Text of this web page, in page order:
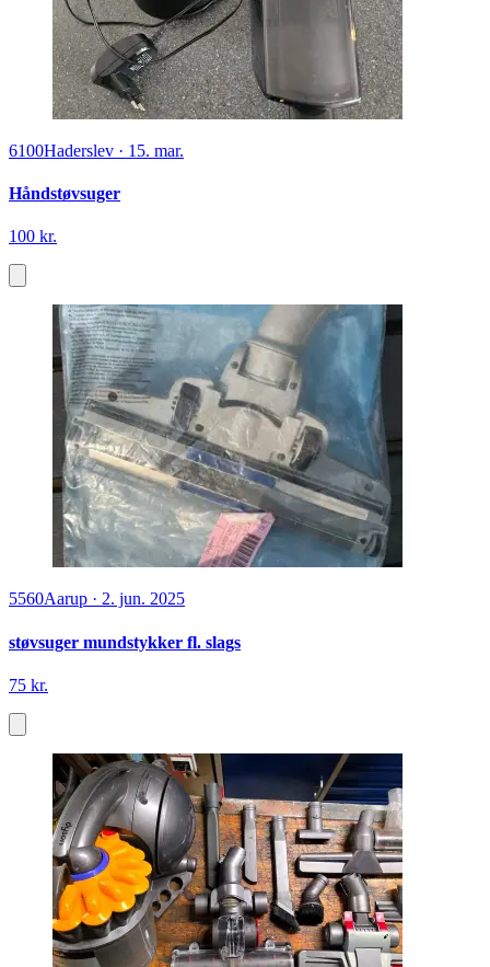
6100Haderslev · 15. mar.
Håndstøvsuger
100 kr.
5560Aarup · 2. jun. 2025
støvsuger mundstykker fl. slags
75 kr.